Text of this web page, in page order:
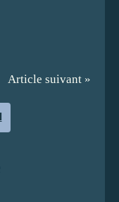
Article suivant »